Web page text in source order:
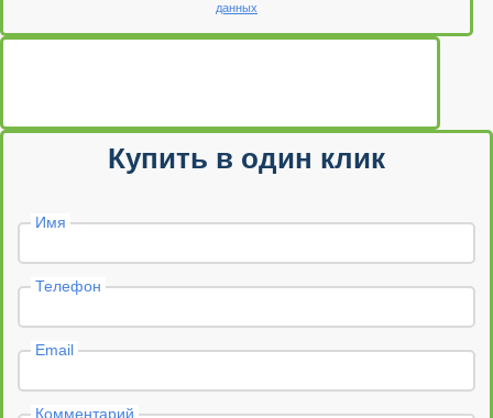
данных
Купить в один клик
Имя
Телефон
Email
Комментарий